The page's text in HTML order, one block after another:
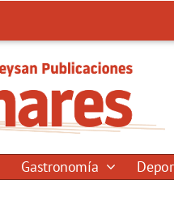
Gastronomía